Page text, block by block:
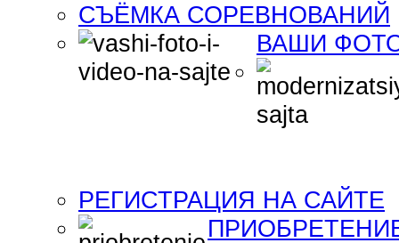
СЪЁМКА СОРЕВНОВАНИЙ
ВАШИ
РЕГИСТРАЦИЯ НА САЙТЕ